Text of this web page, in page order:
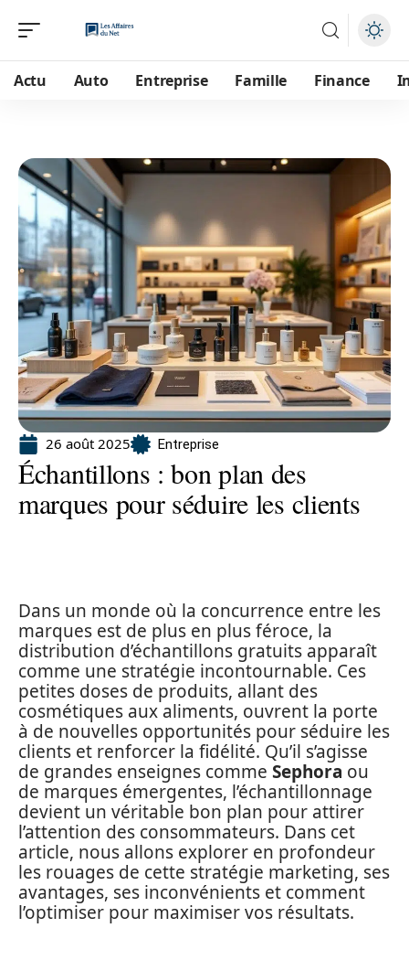
Actu Auto Entreprise Famille Finance
26 août 2025 Entreprise
Échantillons : bon plan des
marques pour séduire les clients
Dans un monde où la concurrence entre les
marques est de plus en plus féroce, la
distribution d’échantillons gratuits apparaît
comme une stratégie incontournable. Ces
petites doses de produits, allant des
cosmétiques aux aliments, ouvrent la porte
à de nouvelles opportunités pour séduire les
clients et renforcer la fidélité. Qu’il s’agisse
de grandes enseignes comme Sephora ou
de marques émergentes, l’échantillonnage
devient un véritable bon plan pour attirer
l’attention des consommateurs. Dans cet
article, nous allons explorer en profondeur
les rouages de cette stratégie marketing, ses
avantages, ses inconvénients et comment
l’optimiser pour maximiser vos résultats.